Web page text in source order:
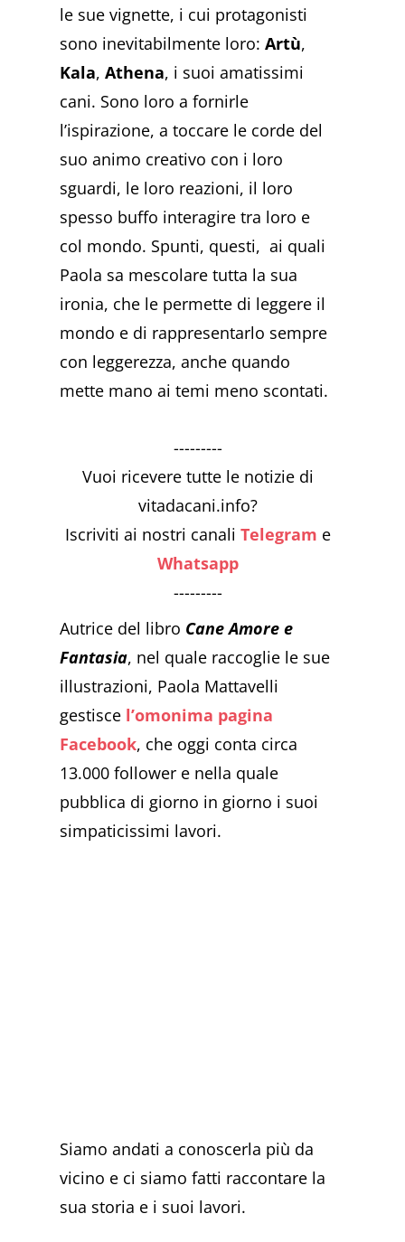
le sue vignette, i cui protagonisti
sono inevitabilmente loro:Artù,
Kala,Athena, i suoi amatissimi
cani. Sono loro a fornirle
l’ispirazione, a toccare le corde del
suo animo creativo con i loro
sguardi, le loro reazioni, il loro
spesso buffo interagire tra loro e
col mondo. Spunti, questi, ai quali
Paola sa mescolare tutta la sua
ironia, che le permette di leggere il
mondo e di rappresentarlo sempre
con leggerezza, anche quando
mette mano ai temi meno scontati.
---------
Vuoi ricevere tutte le notizie di
vitadacani.info?
Iscriviti ai nostri canaliTelegram e
Whatsapp
---------
Autrice del libro Cane Amore e
Fantasia, nel quale raccoglie le sue
illustrazioni, Paola Mattavelli
gestisce l’omonima pagina
Facebook, che oggi conta circa
13.000 follower e nella quale
pubblica di giorno in giorno i suoi
simpaticissimi lavori.
Siamo andati a conoscerla più da
vicino e ci siamo fatti raccontare la
sua storia e i suoi lavori.